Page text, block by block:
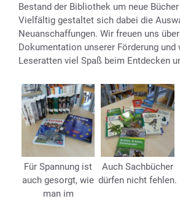
Bestand der Bibliothek um neue
Vielfältig gestaltet sich dabei die
Neuanschaffungen. Wir freuen uns
Dokumentation unserer Förderung und
Leseratten viel Spaß beim Entdecken
Für Spannung ist
auch gesorgt, wie
man im
Auch Sachbücher
dürfen nicht fehlen.